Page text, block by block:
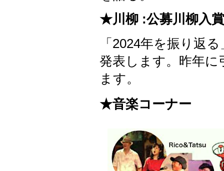
★川柳 :公募川柳入
「2024年を振り返
発表します。昨年に
ます。
★音楽コーナー